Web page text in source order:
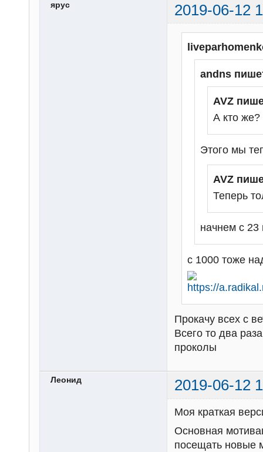
ярус 2019-06-12
andns
AVZ
А кто
Этого мы
AVZ
Теперь
начнем с
с 1000 тоже
Прокачу всех с
Всего то два
проколы
Леонид 2019-06-12
Моя краткая
Основная
посещать новые